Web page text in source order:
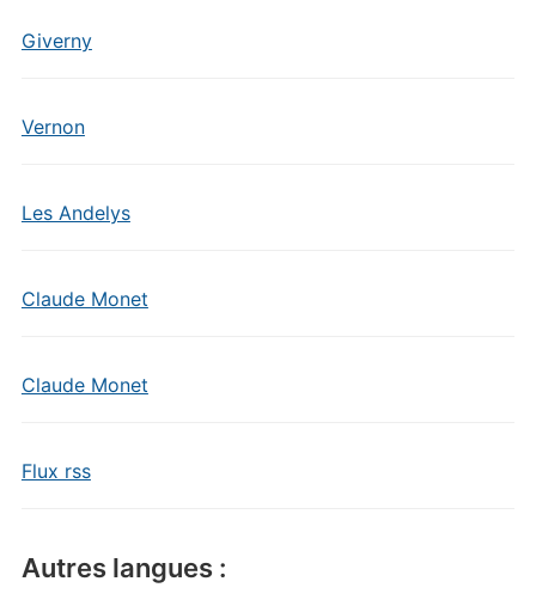
Giverny
Vernon
Les Andelys
Claude Monet
Claude Monet
Flux rss
Autres langues :